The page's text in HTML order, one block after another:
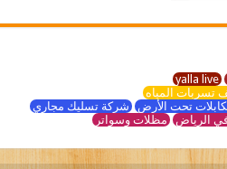
yalla live
المياه
تحت الأرض شركة تسليك مجاري
الرياض مظلات وسواتر